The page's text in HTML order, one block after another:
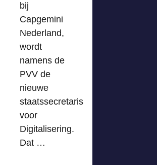
bij
Capgemini
Nederland,
wordt
namens de
PVV de
nieuwe
staatssecretaris
voor
Digitalisering.
Dat …